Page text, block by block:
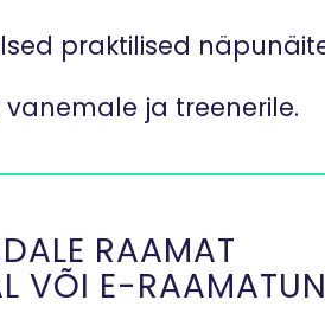
praktilised
ja treenerile.
RAAMAT
VÕI E-